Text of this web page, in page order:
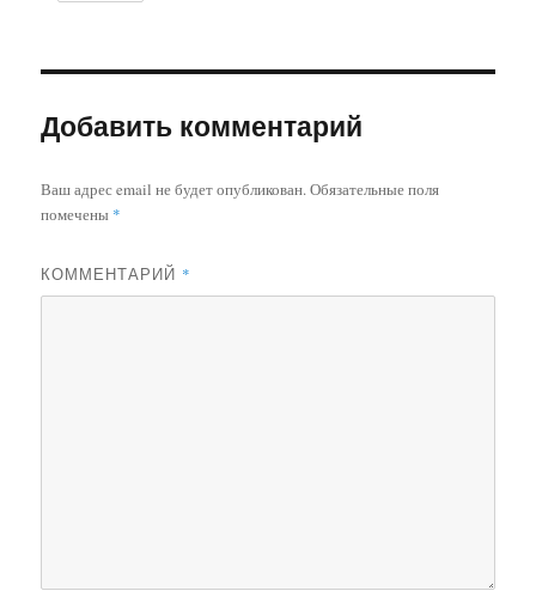
Добавить комментарий
Ваш адрес email не будет опубликован.Обязательные поля
помечены *
КОММЕНТАРИЙ *